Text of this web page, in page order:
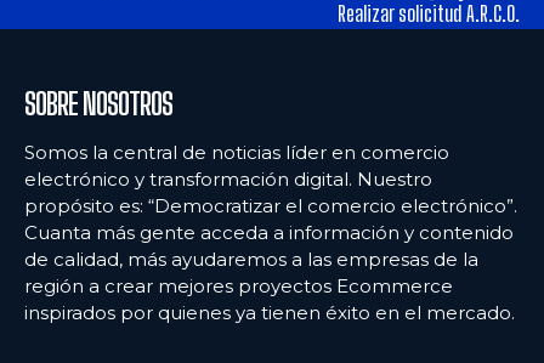
Ecommercenews
PERÚ
ARGENTINA
BOLIVIA
CHILE
Ecommercenews
PERÚ
ARGENTINA
BOLIVIA
CHILE
Realizar solicitud A.R.C.O.
SOBRE NOSOTROS
Somos la central de noticias líder en comercio
electrónico y transformación digital. Nuestro
propósito es: “Democratizar el comercio electrónico”.
Cuanta más gente acceda a información y contenido
de calidad, más ayudaremos a las empresas de la
región a crear mejores proyectos Ecommerce
inspirados por quienes ya tienen éxito en el mercado.